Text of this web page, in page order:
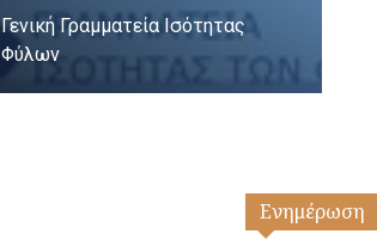
Γενική Γραμματεία Ισότητας
Φύλων
Ενημέρωση